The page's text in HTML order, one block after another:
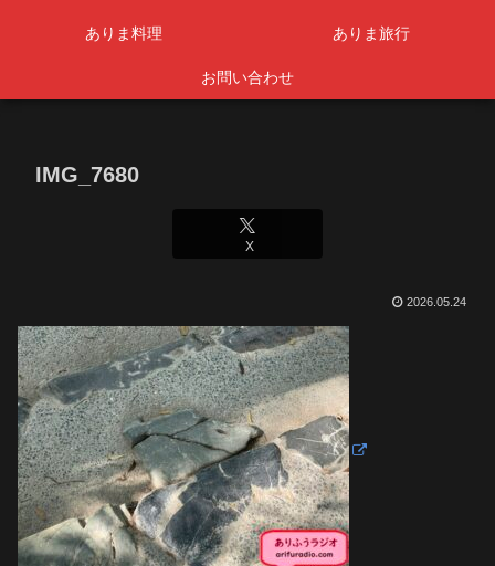
ありま料理 ありま旅行
お問い合わせ
IMG_7680
X
2026.05.24